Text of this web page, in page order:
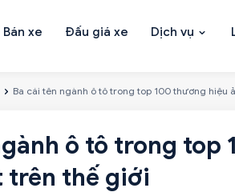
Bán xe Đấu giá xe Dịch vụ
Ba cái tên ngành ô tô trong top 100 thương hiệu
ô tô trong top
trên thế giới